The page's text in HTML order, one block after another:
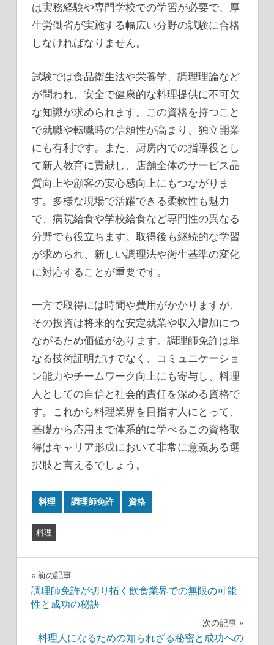
は実務経験や専門学校での学習が必要で、厚
生労働省が実施する幅広い分野の試験に合格
しなければなりません。
試験では食品衛生法や栄養学、調理理論など
が問われ、安全で健康的な料理提供に不可欠
な知識が求められます。この資格を持つこと
で就職や転職時の信頼性が高まり、独立開業
にも有利です。また、厨房内での指導役とし
て新人教育に貢献し、店舗全体のサービス品
質向上や顧客の安心感向上にもつながりま
す。多様な現場で活躍できる柔軟性も魅力
で、病院給食や学校給食など専門性の異なる
分野でも役立ちます。取得後も継続的な学習
が求められ、新しい調理法や衛生基準の変化
に対応することが重要です。
一方で取得には時間や費用がかかりますが、
その投資は将来的な安定就業や収入増加につ
ながるため価値があります。調理師免許は単
なる技術証明だけでなく、コミュニケーショ
ン能力やチームワーク向上にも寄与し、料理
人としての自信と社会的責任を深める資格で
す。これから料理業界を目指す人にとって、
基礎から応用まで体系的に学べるこの資格取
得はキャリア形成において非常に意義ある選
択肢と言えるでしょう。
料理 調理師免許 資格
料理
投
稿
前の記事
調理師免許が切り拓く飲食業界での無限の可能
性と成功の秘訣
次の記事
料理人になるための知られざる秘密と成功への